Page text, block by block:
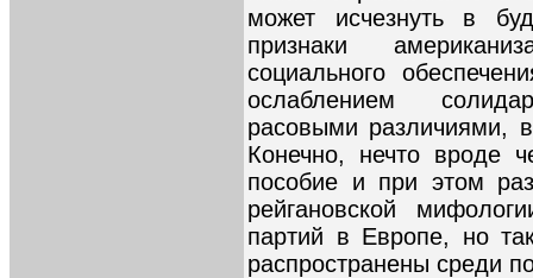
может исчезнуть в
признаки
социального
ослаблением
расовыми различиями,
Конечно, нечто вроде
пособие и при этом
рейгановской
партий в Европе, но
распространены среди